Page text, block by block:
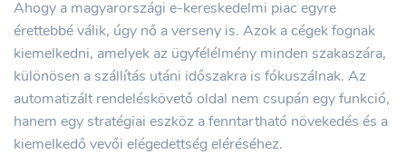
Ahogy a magyarországi e-kereskedelmi piac egyre
érettebbé válik, úgy nő a verseny is. Azok a cégek fognak
kiemelkedni, amelyek az ügyfélélmény minden szakaszára,
különösen a szállítás utáni időszakra is fókuszálnak. Az
automatizált rendeléskövető oldal nem csupán egy funkció,
hanem egy stratégiai eszköz a fenntartható növekedés és a
kiemelkedő vevői elégedettség eléréséhez.